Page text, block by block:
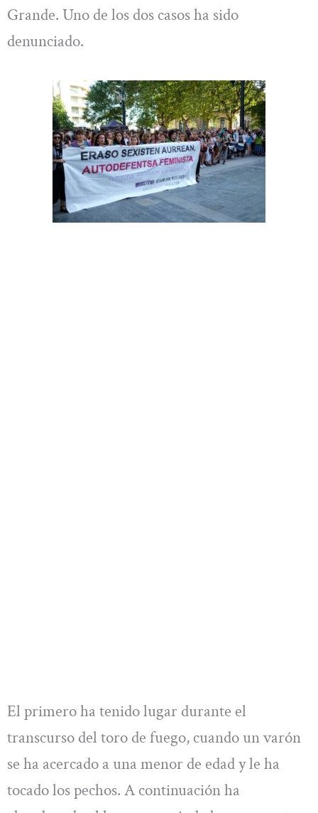
Grande. Uno de los dos casos ha sido
denunciado.
El primero ha tenido lugar durante el
transcurso del toro de fuego, cuando un varón
se ha acercado a una menor de edad y le ha
tocado los pechos. A continuación ha